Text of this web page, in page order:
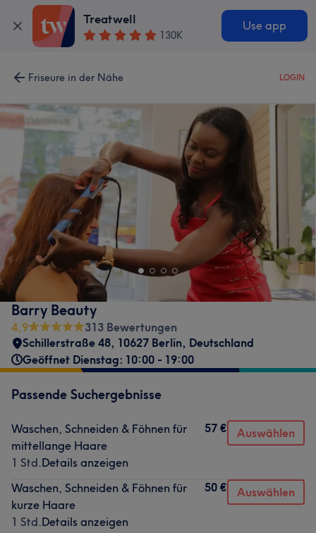
Treatwell
130K
Use app
Friseure in der Nähe LOGIN
Barry Beauty
4,9
313 Bewertungen
Schillerstraße 48, 10627 Berlin, Deutschland
Geöffnet Dienstag: 10:00 - 19:00
Passende Suchergebnisse
Waschen, Schneiden & Föhnen für
mittellange Haare
1 Std.Details anzeigen
57 € Auswählen
Waschen, Schneiden & Föhnen für
kurze Haare
1 Std.Details anzeigen
50 € Auswählen